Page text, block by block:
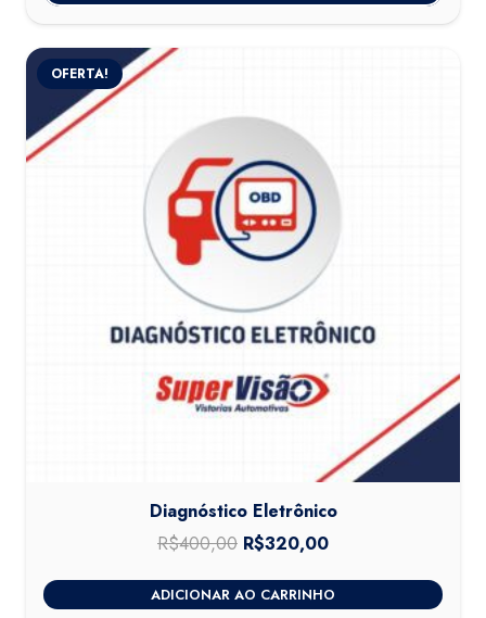
OFERTA!
Diagnóstico Eletrônico
R$400,00 O
preço
original
R$320,00
preço
atual
ADICIONAR AO CARRINHO